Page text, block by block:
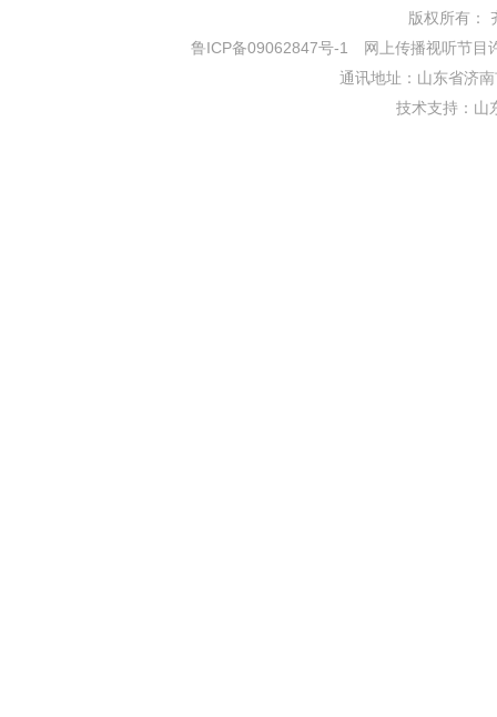
版权所有：
鲁ICP备09062847号-1
网上传播视听节目
通讯地址：山东省济
技术支持： 山